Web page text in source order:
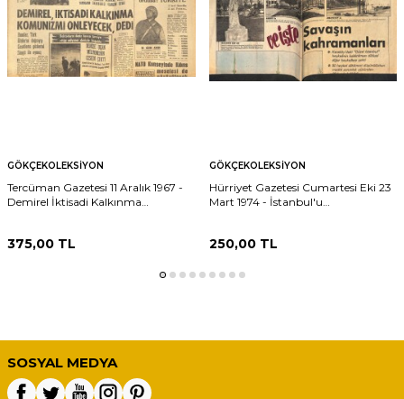
GÖKÇEKOLEKSIYON
Tercüman Gazetesi 11 Aralık 1967 -
Demirel İktisadi Kalkınma
Türkiye GZ141460
375,00 TL
GÖKÇEKOLEKSIYON
Hürriyet Gazetesi Cumartesi Eki 23
Mart 1974 - İstanbul'u
250,00TL
SOSYAL MEDYA